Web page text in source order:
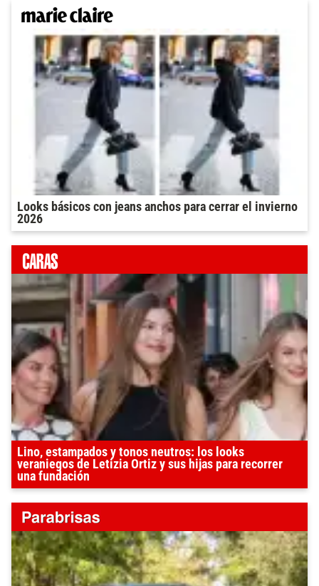
Looks básicos con jeans anchos para cerrar el invierno
2026
Lino, estampados y tonos neutros: los looks
veraniegos de Letizia Ortiz y sus hijas para recorrer
una fundación